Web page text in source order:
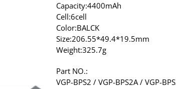
Capacity:4400mAh
Cell:6cell
Color:BALCK
Size:206.55*49.4*19.5mm
Weight:325.7g
Part NO.:
VGP-BPS2 / VGP-BPS2A / VGP-